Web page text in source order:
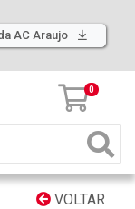
AC Araujo
0
VOLTAR